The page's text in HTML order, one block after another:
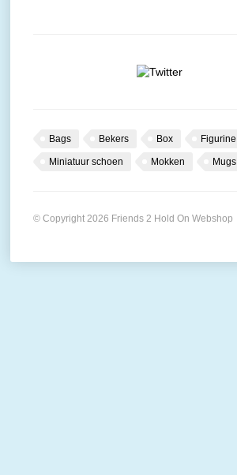
Bags Bekers Box Figurine
Miniatuur schoen Mokken Mugs
© Copyright 2026 Friends 2 Hold On Webshop